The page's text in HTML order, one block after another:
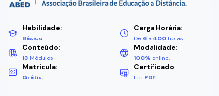
Habilidade:
Básico
Carga Horária:
De 6 a 400 horas
Conteúdo:
13 Módulos
Modalidade:
100% online.
Matricula:
Grátis.
Certificado:
Em PDF.